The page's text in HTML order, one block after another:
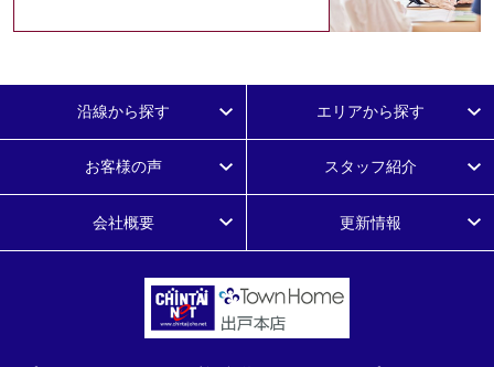
沿線から探す エリアから探す
お客様の声 スタッフ紹介
会社概要 更新情報